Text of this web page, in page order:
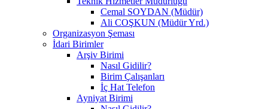
Cemal SOYDAN (Müdür)
Ali COŞKUN (Müdür Yrd.)
Organizasyon Şeması
İdari Birimler
Arşiv Birimi
Nasıl Gidilir?
Birim Çalışanları
İç Hat Telefon
Ayniyat Birimi